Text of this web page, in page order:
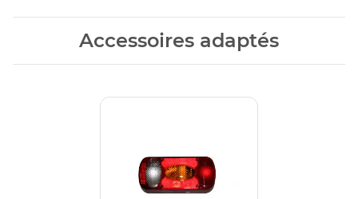
Accessoires adaptés